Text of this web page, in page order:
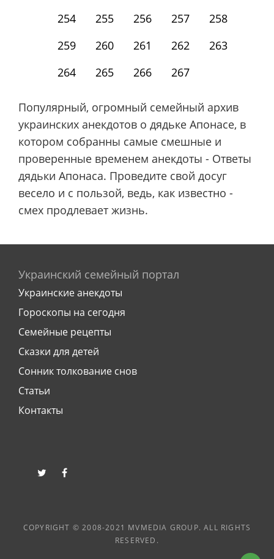
254
255 256 257
258
259
260 261 262
263
264
265 266 267
Популярный, огромный семейный архив
украинских анекдотов о дядьке Апонасе, в
котором собранны самые смешные и
проверенные временем анекдоты - Ответы
дядьки Апонаса. Проведите свой досуг
весело и с пользой, ведь, как известно -
смех продлевает жизнь.
Украинский семейный портал
Украинские анекдоты
Гороскопы на сегодня
Семейные рецепты
Сказки для детей
Сонник толкование снов
Статьи
Контакты
twitter
COPYRIGHT © 2008-2021 MVMEDIA GROUP. ALL RIGHTS
RESERVED.